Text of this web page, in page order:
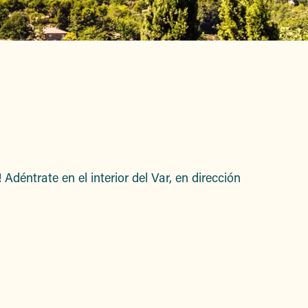
Adéntrate en el interior del Var, en dirección